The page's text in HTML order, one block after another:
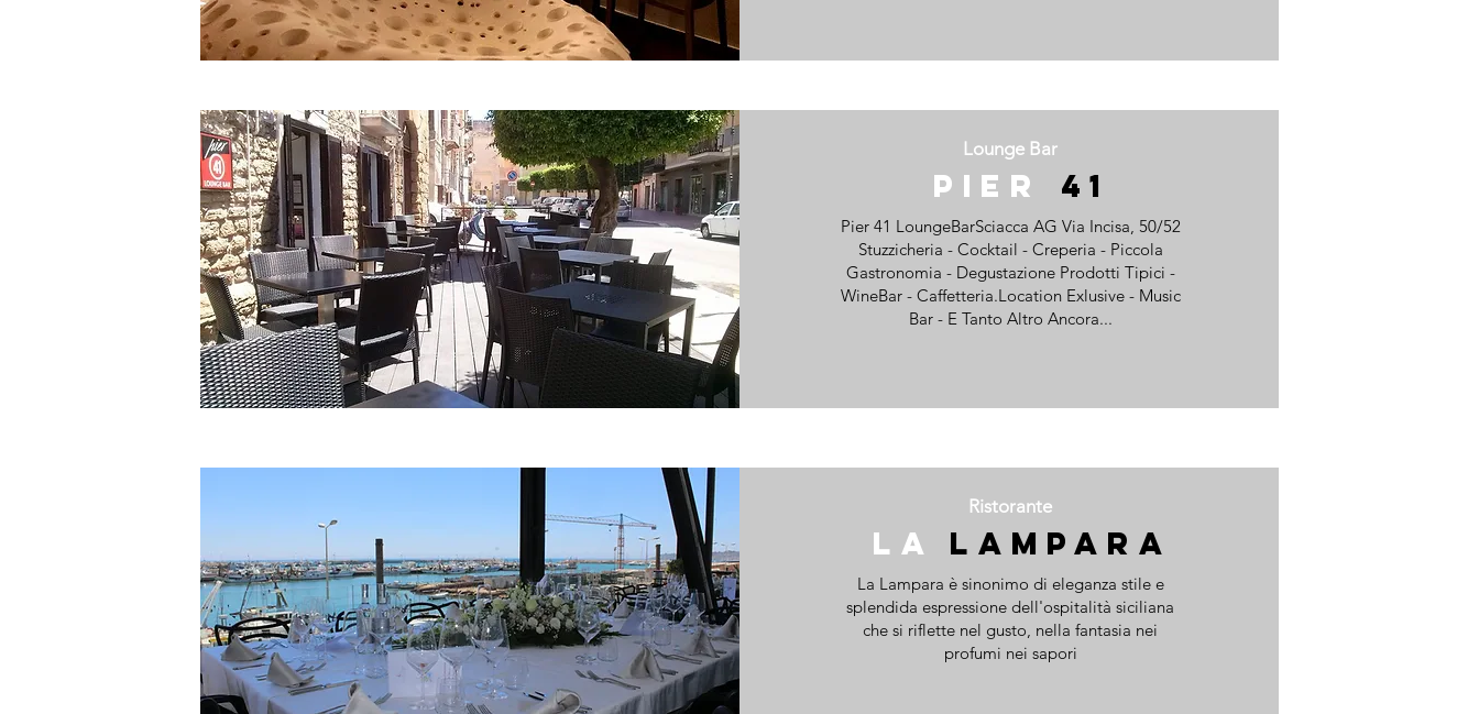
Lounge Bar
Pier 41
Pier 41 LoungeBarSciacca AG Via Incisa, 50/52
Stuzzicheria - Cocktail - Creperia - Piccola
Gastronomia - Degustazione Prodotti Tipici -
WineBar - Caffetteria.Location Exlusive - Music
Bar - E Tanto Altro Ancora...
Ristorante
LA LAMPARA
La Lampara è sinonimo di eleganza stile e
splendida espressione dell'ospitalità siciliana
che si riflette nel gusto, nella fantasia nei
profumi nei sapori